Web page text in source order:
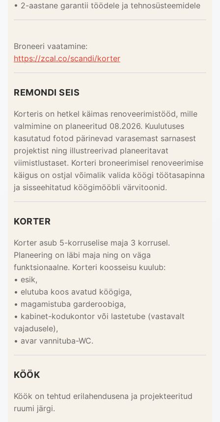
• 2-aastane garantii töödele ja tehnosüsteemidele
Broneeri vaatamine:
https://zcal.co/scandi/korter
REMONDI SEIS
Korteris on hetkel käimas renoveerimistööd, mille
valmimine on planeeritud 08.2026. Kuulutuses
kasutatud fotod pärinevad varasemast sarnasest
projektist ning illustreerivad planeeritavat
viimistlustaset. Korteri broneerimisel renoveerimise
käigus on ostjal võimalik valida köögi töötasapinna
ja sisseehitatud köögimööbli värvitoonid.
KORTER
Korter asub 5-korruselise maja 3 korrusel.
Planeering on läbi maja ning on väga
funktsionaalne. Korteri koosseisu kuulub:
• esik,
• elutuba koos avatud köögiga,
• magamistuba garderoobiga,
• kabinet-kodukontor või lastetube (vastavalt
vajadusele),
• avar vannituba-WC.
KÖÖK
Köök on tehtud erilahendusena ja projekteeritud
ruumi järgi.